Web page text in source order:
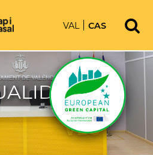
VAL CAS